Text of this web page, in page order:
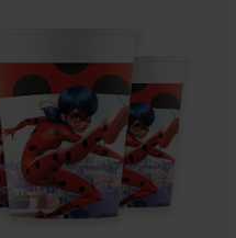
is het “Ladybug-
te springen, kruipen en
Akuma”, waarbij een
– en de kinderen
veranderen.
en onvergetelijk
Miraculous-feestartikelen